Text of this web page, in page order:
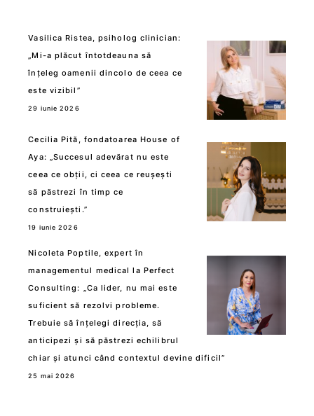
Vasilica Ristea, psiholog clinician:
„Mi-a plăcut întotdeauna să
înțeleg oamenii dincolo de ceea ce
este vizibil”
29 iunie 2026
Cecilia Pită, fondatoarea House of
Aya: „Succesul adevărat nu este
ceea ce obții, ci ceea ce reușești
să păstrezi în timp ce
construiești.”
19 iunie 2026
Nicoleta Poptile, expert în
managementul medical la Perfect
Consulting: „Ca lider, nu mai este
suficient să rezolvi probleme.
Trebuie să înțelegi direcția, să
anticipezi și să păstrezi echilibrul
chiar și atunci când contextul devine dificil”
25 mai 2026